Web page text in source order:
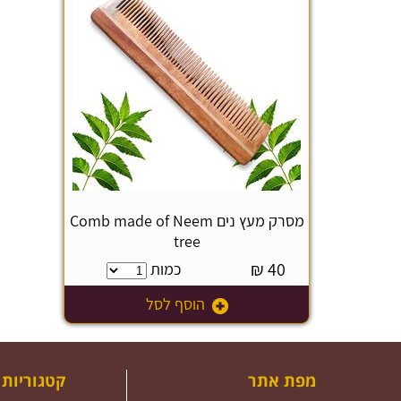
מסרק מעץ נים Comb made of Neem
tree
40
₪
כמות
הוסף לסל
מפת אתר קטגוריות